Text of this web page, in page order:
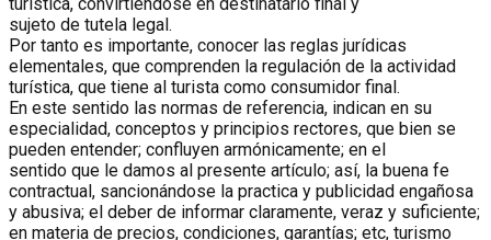
sujeto de tutela legal.
Por tanto es importante, conocer las reglas jurídicas
elementales, que comprenden la regulación de la actividad
turística, que tiene al turista como consumidor final.
En este sentido las normas de referencia, indican en su
especialidad, conceptos y principios rectores, que bien se
pueden entender; confluyen armónicamente; en el
sentido que le damos al presente artículo; así, la buena fe
contractual, sancionándose la practica y publicidad engañosa
y abusiva; el deber de informar claramente, veraz y suficiente;
en materia de precios, condiciones, garantías; etc, turismo